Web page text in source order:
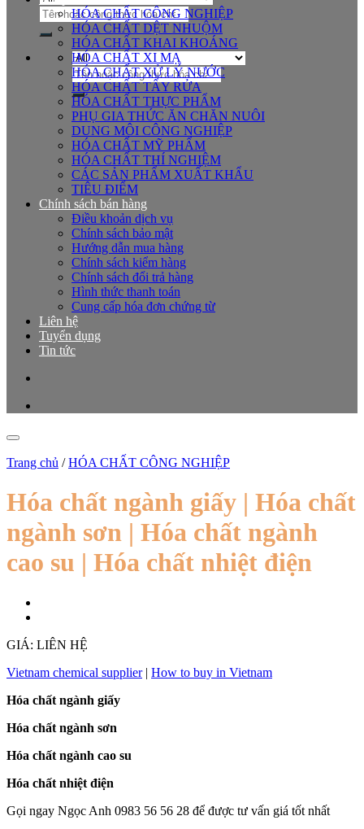
Tìm
kiếm:
Tìm
kiếm:
HÓA CHẤT CÔNG NGHIỆP
HÓA CHẤT DỆT NHUỘM
HÓA CHẤT KHAI KHOÁNG
HÓA CHẤT XI MẠ
HÓA CHẤT XỬ LÝ NƯỚC
HÓA CHẤT TẨY RỬA
HÓA CHẤT THỰC PHẨM
PHỤ GIA THỨC ĂN CHĂN NUÔI
DUNG MÔI CÔNG NGHIỆP
HÓA CHẤT MỸ PHẨM
HÓA CHẤT THÍ NGHIỆM
CÁC SẢN PHẨM XUẤT KHẨU
TIÊU ĐIỂM
Chính sách bán hàng
Điều khoản dịch vụ
Chính sách bảo mật
Hướng dẫn mua hàng
Chính sách kiểm hàng
Chính sách đổi trả hàng
Hình thức thanh toán
Cung cấp hóa đơn chứng từ
Liên hệ
Tuyển dụng
Tin tức
Trang chủ / HÓA CHẤT CÔNG NGHIỆP
Hóa chất ngành giấy | Hóa chất
ngành sơn | Hóa chất ngành
cao su | Hóa chất nhiệt điện
GIÁ: LIÊN HỆ
Vietnam chemical supplier| How to buy in Vietnam
Hóa chất ngành giấy
Hóa chất ngành sơn
Hóa chất ngành cao su
Hóa chất nhiệt điện
Gọi ngay Ngọc Anh 0983 56 56 28 để được tư vấn giá tốt nhất